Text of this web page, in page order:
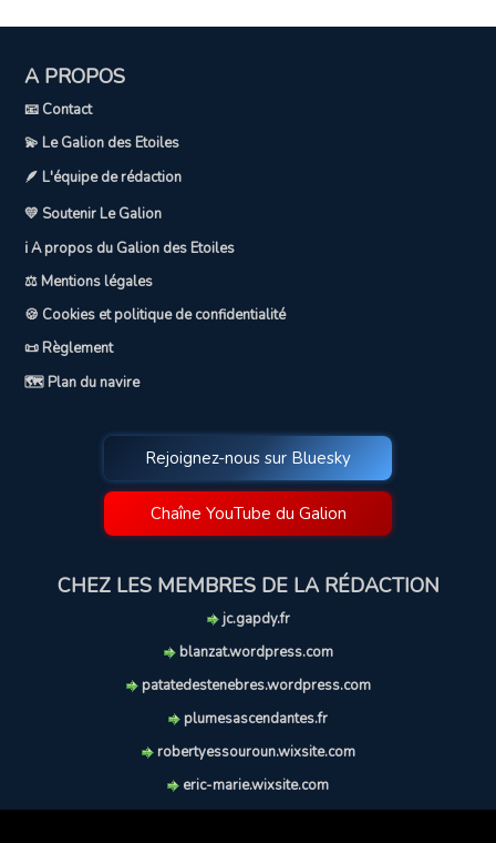
A PROPOS
📧 Contact
💫 Le Galion des Etoiles
🪶 L'équipe de rédaction
💛 Soutenir Le Galion
ℹ️ A propos du Galion des Etoiles
⚖️ Mentions légales
🍪 Cookies et politique de confidentialité
📜 Règlement
🗺️ Plan du navire
Rejoignez-nous sur Bluesky
Chaîne YouTube du Galion
CHEZ LES MEMBRES DE LA RÉDACTION
jc.gapdy.fr
blanzat.wordpress.com
patatedestenebres.wordpress.com
plumesascendantes.fr
robertyessouroun.wixsite.com
eric-marie.wixsite.com